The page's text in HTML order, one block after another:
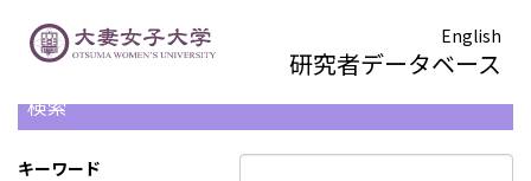
English
研究者データベース
検索
キーワード